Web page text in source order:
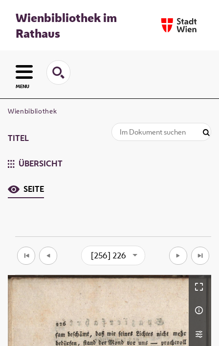
Wienbibliothek im
Rathaus
MENU
Wienbibliothek
TITEL
ÜBERSICHT
SEITE
[256] 226